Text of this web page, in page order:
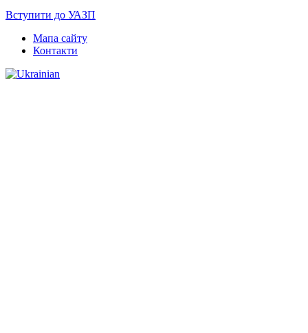
Вступити до УАЗП
Мапа сайту
Контакти